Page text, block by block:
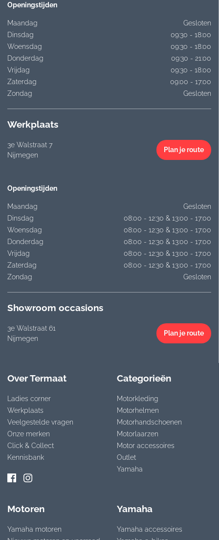
Openingstijden
Maandag
Gesloten
Dinsdag
09:30 - 18:00
Woensdag
09:30 - 18:00
Donderdag
09:30 - 21:00
Vrijdag
09:30 - 18:00
Zaterdag
09:00 - 17:00
Zondag
Gesloten
Werkplaats
3e Walstraat 7
Nijmegen
Plan je route
Openingstijden
Maandag
Gesloten
Dinsdag
08:00 - 12:30 & 13:00 - 17:00
Woensdag
08:00 - 12:30 & 13:00 - 17:00
Donderdag
08:00 - 12:30 & 13:00 - 17:00
Vrijdag
08:00 - 12:30 & 13:00 - 17:00
Zaterdag
08:00 - 12:30 & 13:00 - 17:00
Zondag
Gesloten
Showroom occasions
3e Walstraat 61
Nijmegen
Plan je route
Over Termaat
Ladies corner
Werkplaats
Veelgestelde vragen
Onze merken
Click & Collect
Kennisbank
Categorieën
Motorkleding
Motorhelmen
Motorhandschoenen
Motorlaarzen
Motor accessoires
Outlet
Yamaha
Motoren
Yamaha motoren
Yamaha
Yamaha accessoires